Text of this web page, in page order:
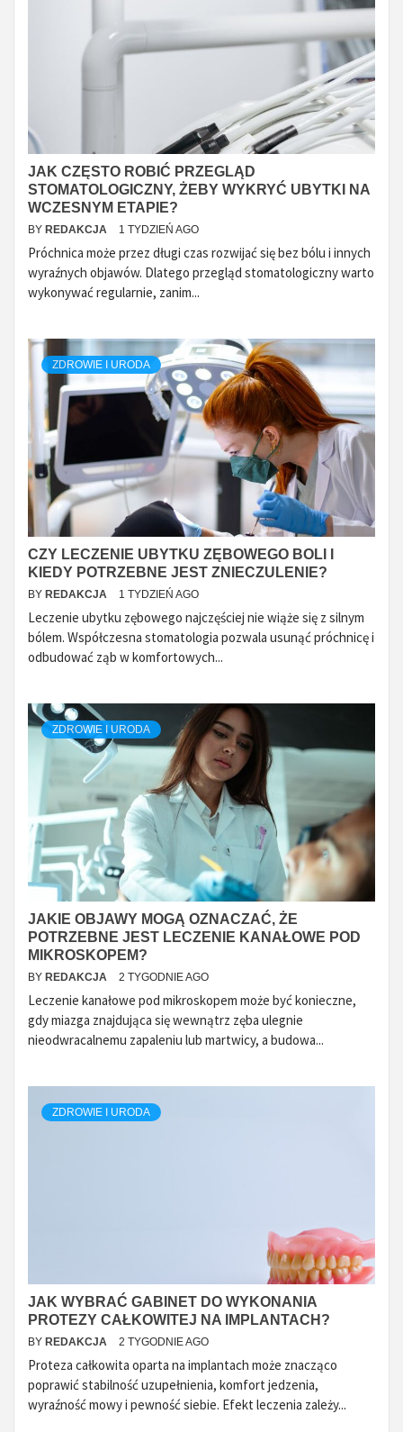
JAK CZĘSTO ROBIĆ PRZEGLĄD
STOMATOLOGICZNY, ŻEBY WYKRYĆ UBYTKI NA
WCZESNYM ETAPIE?
BY REDAKCJA 1 TYDZIEŃ AGO
Próchnica może przez długi czas rozwijać się bez bólu i innych
wyraźnych objawów. Dlatego przegląd stomatologiczny warto
wykonywać regularnie, zanim...
ZDROWIE I URODA
CZY LECZENIE UBYTKU ZĘBOWEGO BOLI I
KIEDY POTRZEBNE JEST ZNIECZULENIE?
BY REDAKCJA 1 TYDZIEŃ AGO
Leczenie ubytku zębowego najczęściej nie wiąże się z silnym
bólem. Współczesna stomatologia pozwala usunąć próchnicę i
odbudować ząb w komfortowych...
ZDROWIE I URODA
JAKIE OBJAWY MOGĄ OZNACZAĆ, ŻE
POTRZEBNE JEST LECZENIE KANAŁOWE POD
MIKROSKOPEM?
BY REDAKCJA 2 TYGODNIE AGO
Leczenie kanałowe pod mikroskopem może być konieczne,
gdy miazga znajdująca się wewnątrz zęba ulegnie
nieodwracalnemu zapaleniu lub martwicy, a budowa...
ZDROWIE I URODA
JAK WYBRAĆ GABINET DO WYKONANIA
PROTEZY CAŁKOWITEJ NA IMPLANTACH?
BY REDAKCJA 2 TYGODNIE AGO
Proteza całkowita oparta na implantach może znacząco
poprawić stabilność uzupełnienia, komfort jedzenia,
wyraźność mowy i pewność siebie. Efekt leczenia zależy...